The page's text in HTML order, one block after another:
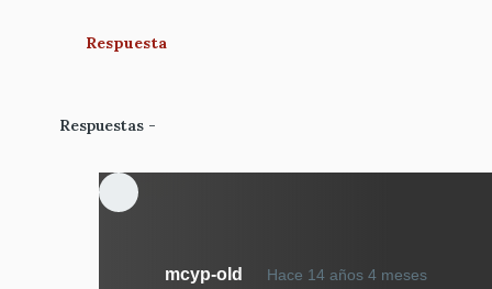
Respuesta
Respuestas
mcyp-old Hace 14 años 4 mesesEn